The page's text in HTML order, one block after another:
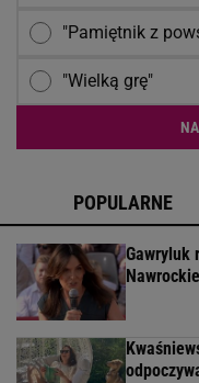
"Pamiętnik z
"Wielką grę"
POPULARNE
Gawryluk